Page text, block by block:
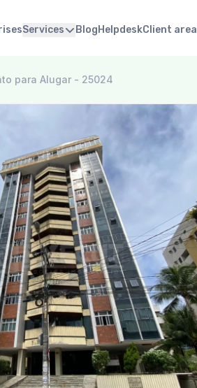
Services Blog HelpdeskClient area
para Alugar - 25024